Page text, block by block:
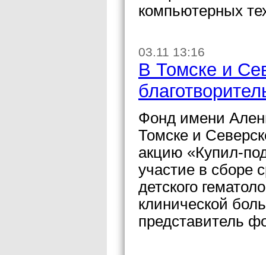
компьютерных
03.11 13:16
В Томске и
Фонд имени
Томске и
акцию «Купил-
участие в сборе
детского
клинической
представитель